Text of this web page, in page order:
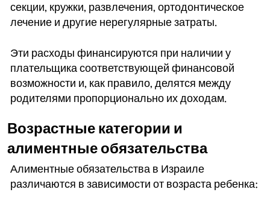
секции, кружки, развлечения, ортодонтическое
лечение и другие нерегулярные затраты.
Эти расходы финансируются при наличии у
плательщика соответствующей финансовой
возможности и, как правило, делятся между
родителями пропорционально их доходам.
Возрастные категории и
алиментные обязательства
Алиментные обязательства в Израиле
различаются в зависимости от возраста ребенка: